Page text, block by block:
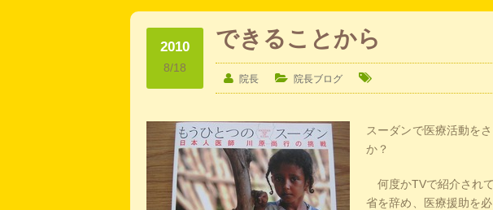
2010
8/18
できることから
院長 院長ブログ
スーダンで医療活動を
か？
何度かTVで紹介され
省を辞め、医療援助を